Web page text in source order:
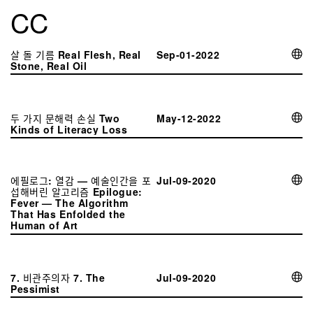
CC
살 돌 기름 Real Flesh, Real
Stone, Real Oil
Sep-01-2022
두 가지 문해력 손실 Two
Kinds of Literacy Loss
May-12-2022
에필로그: 열감 — 예술인간을 포
섭해버린 알고리즘 Epilogue:
Fever — The Algorithm
That Has Enfolded the
Human of Art
Jul-09-2020
7. 비관주의자 7. The
Pessimist
Jul-09-2020